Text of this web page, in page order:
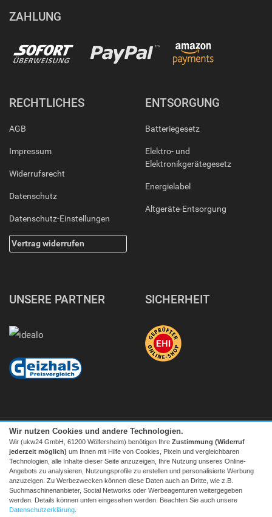
ZAHLUNG
RECHTLICHES
AGB
Impressum
Widerrufsrecht
Datenschutz
Datenschutz-Einstellungen
Vertrag widerrufen
ENTSORGUNG
Batteriegesetz
Elektro- und
Elektronikgerätegesetz
Energielabel
Altgeräte-Entsorgung
UNSERE PARTNER SICHERHEIT
Facebook| twitter
© 2026 Tecedo
Alle Preise inkl. MwSt. zzgl. Versand | *) Unverbindliche
Wir nutzen Cookies und andere Technologien.
Wir (ukw24 GmbH, 61200 Wölfersheim) benötigen Ihre Zustimmung (Widerruf
jederzeit möglich) um Ihnen mit Hilfe von Cookies, Pixeln und vergleichbaren
Technologien, alle Inhalte dieser Seite anzuzeigen, Ihre Nutzung unseres Online-
Angebots zu analysieren, Nutzungsprofile zu erstellen und personalisierte Werbung
anzuzeigen. Zu Werbezwecken können diese Daten auch an Dritte, wie z.B.
Suchmaschinenanbieter, Social Networks oder Werbeagenturen weitergegeben
werden. Details können unten eingesehen werden. Beachten Sie auch unsere
Datenschutzerklärung